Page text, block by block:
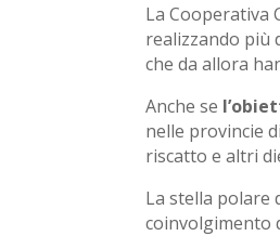
La Cooperativa
realizzando più
che da allora
Anche se
nelle provincie
riscatto e altri
La stella polare
coinvolgimento